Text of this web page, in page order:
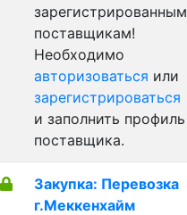
зарегистрированным
поставщикам!
Необходимо
авторизоваться или
зарегистрироваться
и заполнить профиль
поставщика.
Закупка: Перевозка
г.Меккенхайм